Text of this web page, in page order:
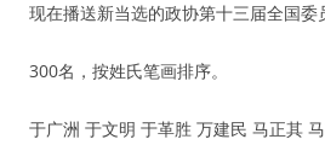
现在播送新当选的政协第十三届全国委
300名，按姓氏笔画排序。
于广洲 于文明 于革胜 万建民 马正其